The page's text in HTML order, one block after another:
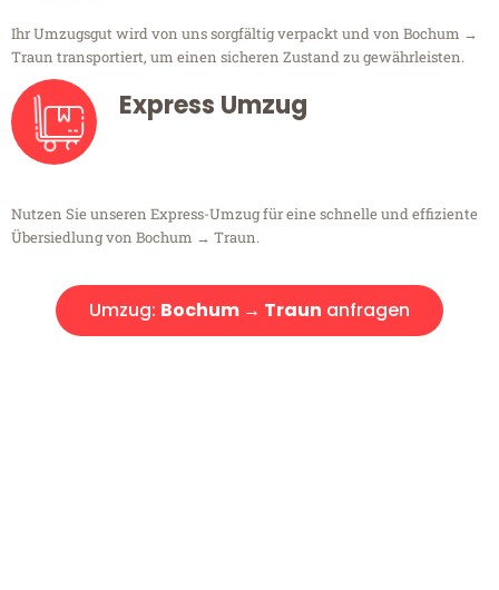
Ihr Umzugsgut wird von uns sorgfältig verpackt und von Bochum →
Traun transportiert, um einen sicheren Zustand zu gewährleisten.
Express Umzug
Nutzen Sie unseren Express-Umzug für eine schnelle und effiziente
Übersiedlung von Bochum → Traun.
Umzug: Bochum → Traun anfragen